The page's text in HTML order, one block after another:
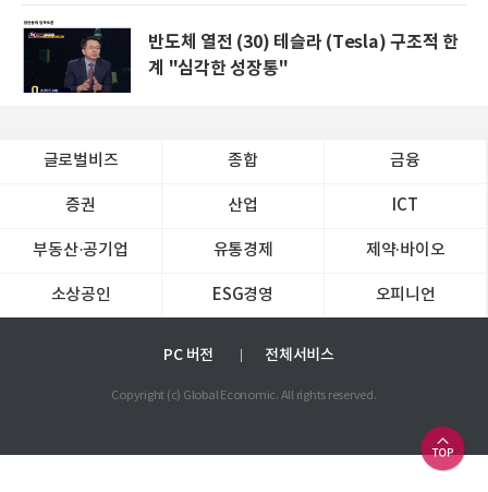
반도체 열전 (30) 테슬라 (Tesla) 구조적 한
계 "심각한 성장통"
글로벌비즈 종합 금융
증권 산업 ICT
부동산·공기업 유통경제 제약∙바이오
소상공인 ESG경영 오피니언
PC 버전 전체서비스
Copyright (c) Global Economic. All rights reserved.